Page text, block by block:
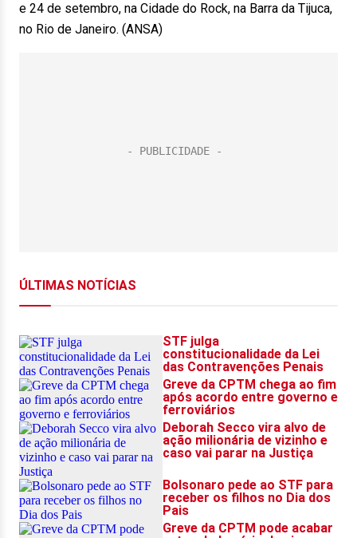
e 24 de setembro, na Cidade do Rock, na Barra da Tijuca,
no Rio de Janeiro. (ANSA)